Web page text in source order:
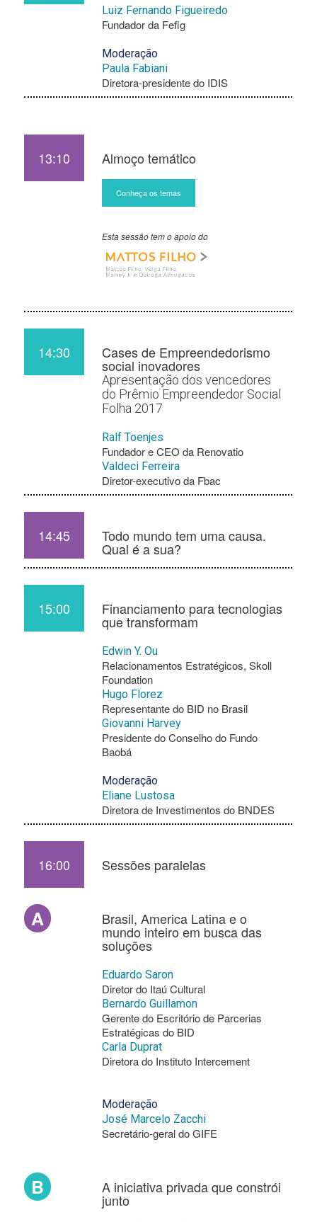
Luiz Fernando Figueiredo
Fundador da Fefig
Moderação
Paula Fabiani
Diretora-presidente do IDIS
13:10 Almoço temático
Conheça os temas
Esta sessão tem o apoio do
14:30 Cases de Empreendedorismo
social inovadores
Apresentação dos vencedores
do Prêmio Empreendedor Social
Folha 2017
Ralf Toenjes
Fundador e CEO da Renovatio
Valdeci Ferreira
Diretor-executivo da Fbac
14:45 Todo mundo tem uma causa.
Qual é a sua?
15:00 Financiamento para tecnologias
que transformam
Edwin Y. Ou
Relacionamentos Estratégicos, Skoll
Foundation
Hugo Florez
Representante do BID no Brasil
Giovanni Harvey
Presidente do Conselho do Fundo
Baobá
Moderação
Eliane Lustosa
Diretora de Investimentos do BNDES
16:00 Sessões paralelas
A Brasil, America Latina e o
mundo inteiro em busca das
soluções
Eduardo Saron
Diretor do Itaú Cultural
Bernardo Guillamon
Gerente do Escritório de Parcerias
Estratégicas do BID
Carla Duprat
Diretora do Instituto Intercement
Moderação
José Marcelo Zacchi
Secretário-geral do GIFE
B A iniciativa privada que constrói
junto